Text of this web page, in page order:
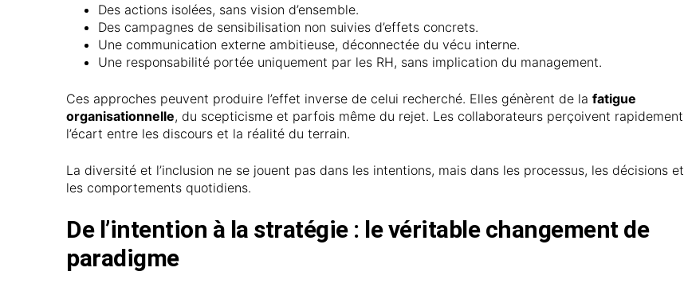
Des actions isolées, sans vision d’ensemble.
Des campagnes de sensibilisation non suivies d’effets concrets.
Une communication externe ambitieuse, déconnectée du vécu interne.
Une responsabilité portée uniquement par les RH, sans implication du management.
Ces approches peuvent produire l’effet inverse de celui recherché. Elles génèrent de lafatigue
organisationnelle, du scepticisme et parfois même du rejet. Les collaborateurs perçoivent rapidement
l’écart entre les discours et la réalité du terrain.
La diversité et l’inclusion ne se jouent pas dans les intentions, mais dans les processus, les décisions et
les comportements quotidiens.
De l’intention à la stratégie : le véritable changement de
paradigme